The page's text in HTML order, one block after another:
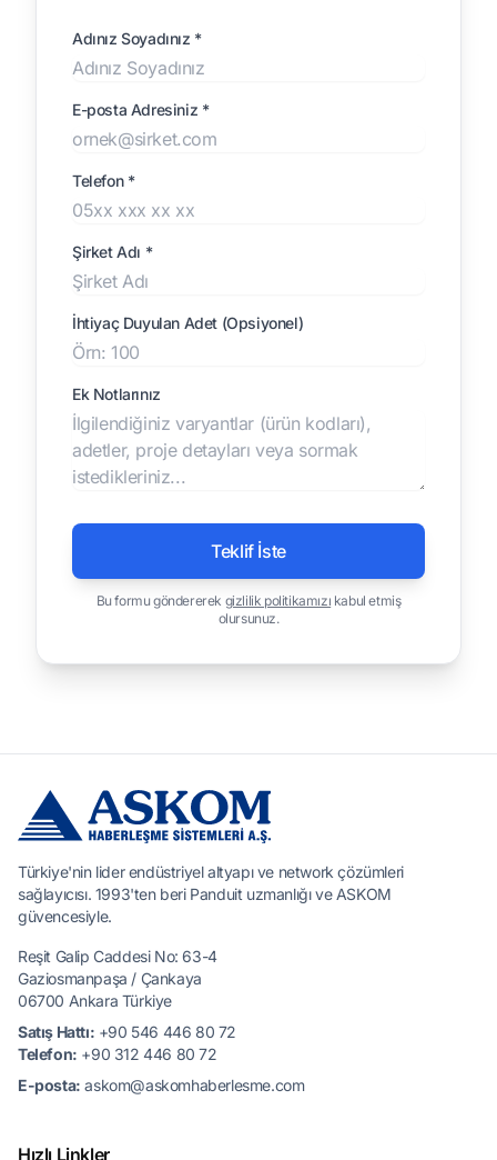
Adınız Soyadınız *
E-posta Adresiniz *
Telefon *
Şirket Adı *
İhtiyaç Duyulan Adet (Opsiyonel)
Ek Notlarınız
Teklif İste
Bu formu göndererek gizlilik politikamızı kabul etmiş
olursunuz.
Türkiye'nin lider endüstriyel altyapı ve network çözümleri
sağlayıcısı. 1993'ten beri Panduit uzmanlığı ve ASKOM
güvencesiyle.
Reşit Galip Caddesi No: 63-4
Gaziosmanpaşa / Çankaya
06700 Ankara Türkiye
Satış Hattı: +90 546 446 80 72
Telefon: +90 312 446 80 72
E-posta: askom@askomhaberlesme.com
Hızlı Linkler